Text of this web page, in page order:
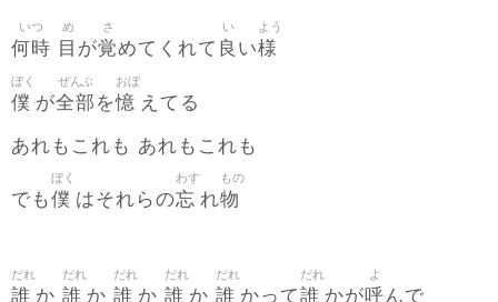
何時
いつ
目
め
が覚
さ
めてくれて 良
い
い様
よう
僕
ぼく
が全部
ぜんぶ
を憶
おぼ
えてる
あれもこれも あれもこれも
でも僕
ぼく
はそれらの忘
わす
れ物
もの
誰
だれ
か 誰
だれ
か 誰
だれ
か 誰
だれ
か 誰
だれ
かって誰
だれ
かが呼
よ
んで